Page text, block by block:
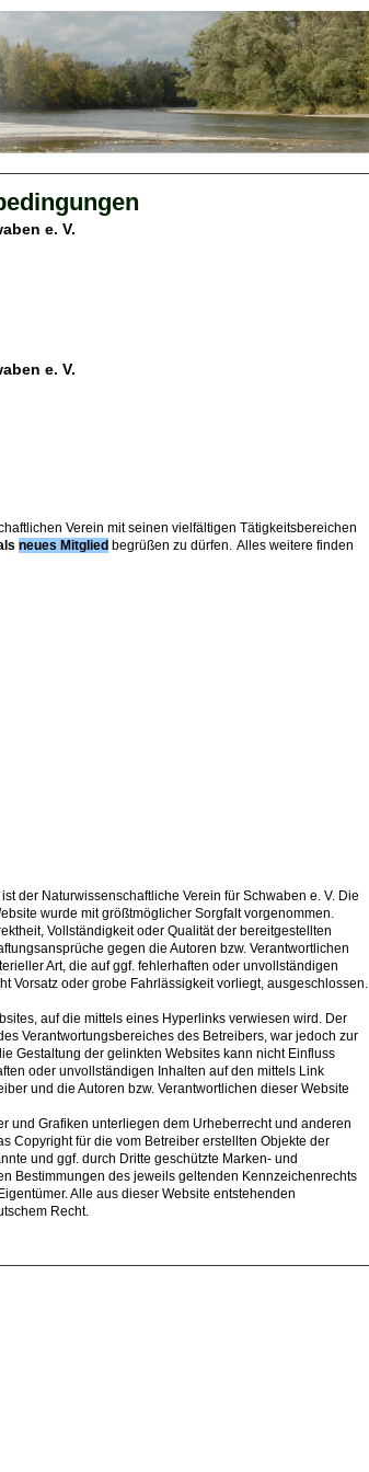
e. V.
e. V.
Verein mit seinen vielfältigen Tätigkeitsbereichen
neues Mitglied begrüßen zu dürfen. Alles weitere finden
der Naturwissenschaftliche Verein für Schwaben e. V. Die
wurde mit größtmöglicher Sorgfalt vorgenommen.
Vollständigkeit oder Qualität der bereitgestellten
gegen die Autoren bzw. Verantwortlichen
Art, die auf ggf. fehlerhaften oder unvollständigen
Vorsatz oder grobe Fahrlässigkeit vorliegt, ausgeschlossen.
auf die mittels eines Hyperlinks verwiesen wird. Der
Verantwortungsbereiches des Betreibers, war jedoch zur
Gestaltung der gelinkten Websites kann nicht Einfluss
oder unvollständigen Inhalten auf den mittels Link
und die Autoren bzw. Verantwortlichen dieser Website
und Grafiken unterliegen dem Urheberrecht und anderen
Copyright für die vom Betreiber erstellten Objekte der
und ggf. durch Dritte geschützte Marken- und
Bestimmungen des jeweils geltenden Kennzeichenrechts
Alle aus dieser Website entstehenden
Recht.